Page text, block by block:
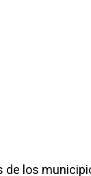
de los